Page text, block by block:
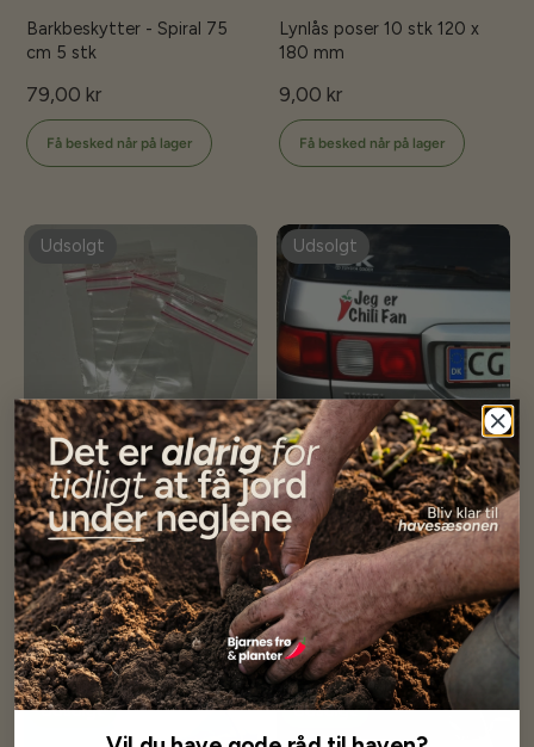
Barkbeskytter - Spiral 75
cm 5 stk
79,00 kr
Få besked når på lager
Lynlås poser 10 stk 120 x
180 mm
9,00 kr
Få besked når på lager
Udsolgt
Lynlås poser 100 stk 120 x
180 mm
55,00 kr
Få besked når på lager
Udsolgt
Sticker - Jeg er chilifan
/Sort
36,00 kr
Få besked når på lager
Udsolgt Udsolgt